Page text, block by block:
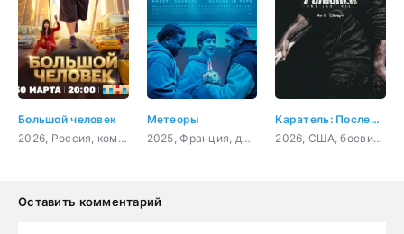
Большой человек
2026, Россия, комедия
Метеоры
2025, Франция, драма
Каратель: Последнее убийство
2026, США, боевик, триллер, драма, криминал, приключения
Оставить комментарий